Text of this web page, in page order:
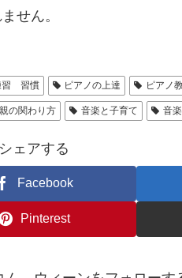
せん。
習 習慣 ピアノの上達 ピアノ
親の関わり方 音楽と子育て 音
シェアする
Facebook
Pinterest